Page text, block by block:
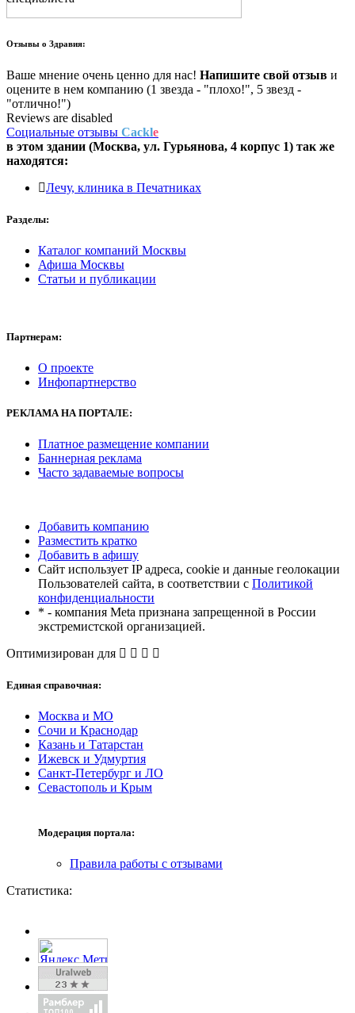
Отзывы о Здравия:
Ваше мнение очень ценно для нас! Напишите свой отзыв и
оцените в нем компанию (1 звезда - "плохо!", 5 звезд -
"отлично!")
Reviews are disabled
Социальные отзывы Cackle
в этом здании (Москва, ул. Гурьянова, 4 корпус 1) так же
находятся:
Лечу, клиника в Печатниках
Разделы:
Каталог компаний Москвы
Афиша Москвы
Статьи и публикации
Партнерам:
О проекте
Инфопартнерство
РЕКЛАМАНА ПОРТАЛЕ:
Платное размещение компании
Баннерная реклама
Часто задаваемые вопросы
Добавить компанию
Разместить кратко
Добавить в афишу
Сайт использует IP адреса, cookie и данные геолокации
Пользователей сайта, в соответствии с Политикой
конфиденциальности
* - компания Meta признана запрещенной в России
экстремистской организацией.
Оптимизирован для
Единая справочная:
Москва и МО
Сочи и Краснодар
Казань и Татарстан
Ижевск и Удмуртия
Санкт-Петербург и ЛО
Севастополь и Крым
Модерация портала:
Правила работы с отзывами
Статистика: